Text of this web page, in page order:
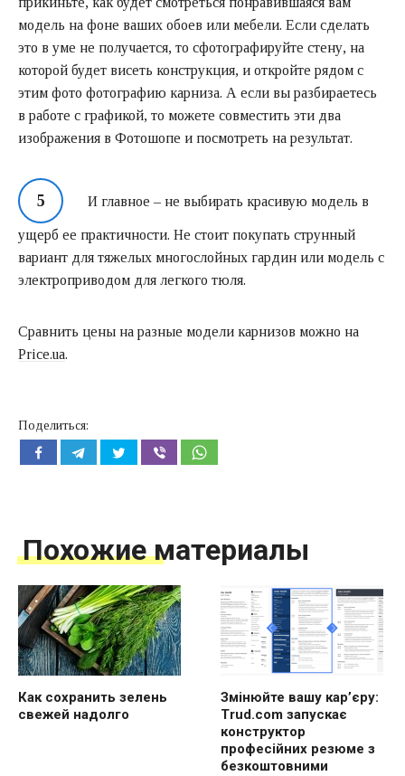
модель на фоне ваших обоев или мебели. Если сделать
это в уме не получается, то сфотографируйте стену, на
которой будет висеть конструкция, и откройте рядом с
этим фото фотографию карниза. А если вы разбираетесь
в работе с графикой, то можете совместить эти два
изображения в Фотошопе и посмотреть на результат.
И главное – не выбирать красивую модель в
ущерб ее практичности. Не стоит покупать струнный
вариант для тяжелых многослойных гардин или модель с
электроприводом для легкого тюля.
Сравнить цены на разные модели карнизов можно на
Price.ua.
Поделиться:
Похожие материалы
Как сохранить зелень
свежей надолго
Змінюйте вашу кар’єру:
Trud.com запускає
конструктор
професійних резюме з
безкоштовними